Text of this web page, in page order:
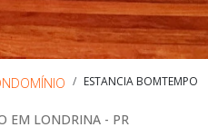
ESTANCIA BOMTEMPO
EM LONDRINA - PR